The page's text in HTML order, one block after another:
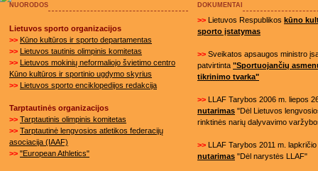
NUORODOS
Lietuvos sporto organizacijos
>> Kūno kultūros ir sporto departamentas
>> Lietuvos tautinis olimpinis komitetas
>> Lietuvos mokinių neformaliojo švietimo centro
Kūno kultūros ir sportinio ugdymo skyrius
>> Lietuvos sporto enciklopedijos redakcija
Tarptautinės organizacijos
>> Tarptautinis olimpinis komitetas
>> Tarptautinė lengvosios atletikos federacijų
asociacija (IAAF)
>> "European Athletics"
DOKUMENTAI
>> Lietuvos Respublikos kūno
sporto įstatymas
>> Sveikatos apsaugos ministro
patvirtinta "Sportuojančių
tikrinimo tvarka"
>> LLAF Tarybos 2006 m. liepos
nutarimas "Dėl Lietuvos
rinktinės narių dalyvavimo
>> LLAF Tarybos 2011 m. lapkričio
nutarimas "Dėl narystės LLAF"